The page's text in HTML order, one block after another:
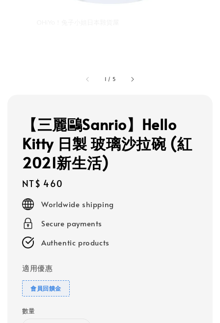
1 / 5
【三麗鷗Sanrio】Hello
Kitty 日製 玻璃沙拉碗 (紅
2021新生活)
Regular
price
NT$ 460
Worldwide shipping
Secure payments
Authentic products
適用優惠
會員回饋金
數量